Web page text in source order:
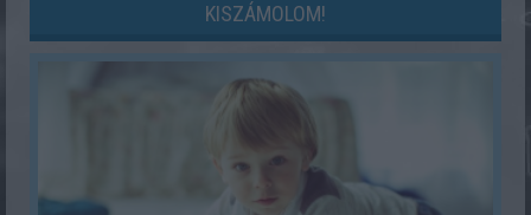
KISZÁMOLOM!